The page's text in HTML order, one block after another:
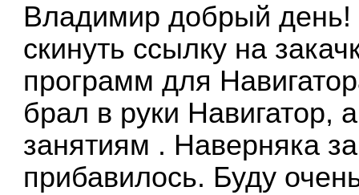
Владимир добрый
скинуть ссылку на
программ для
брал в руки Навигатор,
занятиям . Наверняка
прибавилось. Буду